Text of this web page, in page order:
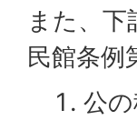
また、
民館条例
公